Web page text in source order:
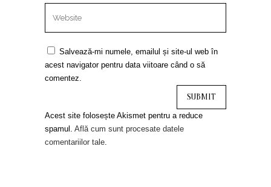
Salvează-mi numele, emailul și site-ul web în
acest navigator pentru data viitoare când o să
comentez.
Acest site folosește Akismet pentru a reduce
spamul. Află cum sunt procesate datele
comentariilor tale.